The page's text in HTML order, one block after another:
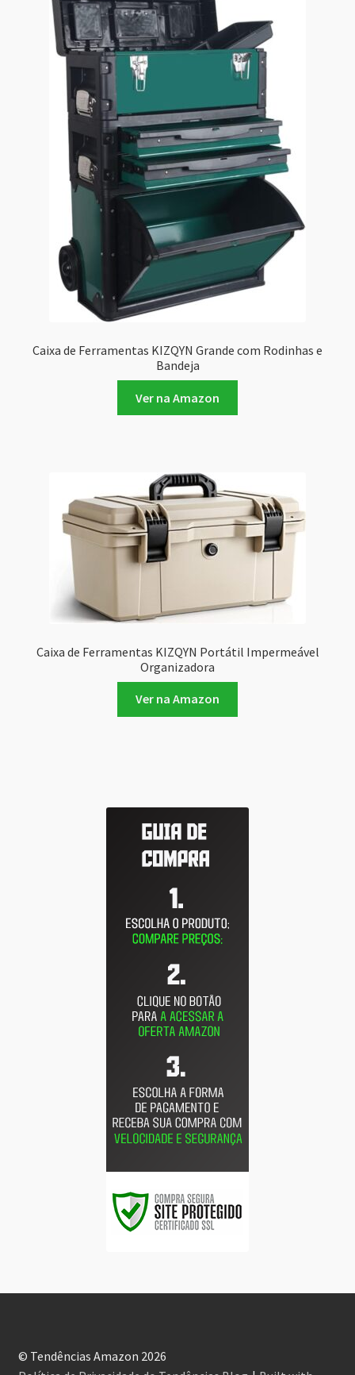
Caixa de Ferramentas KIZQYN Grande com Rodinhas e
Bandeja
Ver na Amazon
Caixa de Ferramentas KIZQYN Portátil Impermeável
Organizadora
Ver na Amazon
© Tendências Amazon 2026